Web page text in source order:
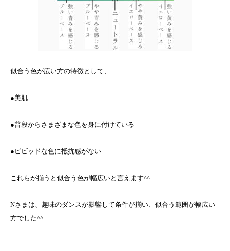
似合う色が広い方の特徴として、
●美肌
●普段からさまざまな色を身に付けている
●ビビッドな色に抵抗感がない
これらが揃うと似合う色が幅広いと言えます^^
Nさまは、趣味のダンスが影響して条件が揃い、似合う範囲が幅広い
方でした^^